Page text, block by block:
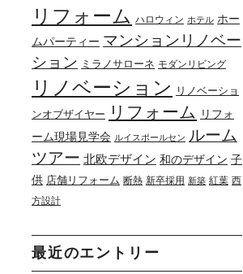
リフォーム ハロウィン ホテル ホー
ムパーティー マンションリノベー
ション ミラノサローネ モダンリビング
リノベーション
リノベーショ
ンオブザイヤー
リフォーム リフォ
ーム現場見学会 ルイスポールセン ルーム
ツアー 北欧デザイン 和のデザイン 子
供 店舗リフォーム 断熱 新卒採用 新築 紅葉 西
方設計
最近のエントリー